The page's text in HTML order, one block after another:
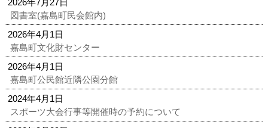
2026年7月27日
図書室(嘉島町民会館内)
2026年4月1日
嘉島町文化財センター
2026年4月1日
嘉島町公民館近隣公園分館
2024年4月1日
スポーツ大会行事等開催時の予約について